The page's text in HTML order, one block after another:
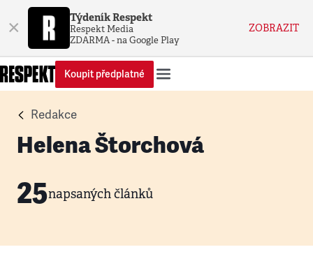
× Týdeník Respekt
Respekt Media
ZDARMA - na Google Play
ZOBRAZIT
Koupit předplatné
Redakce
Helena Štorchová
25napsaných článků